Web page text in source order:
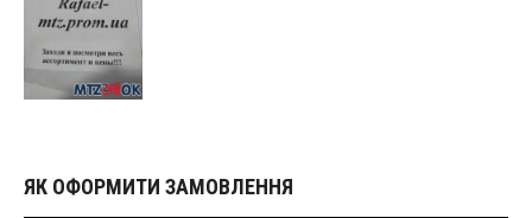
ЯК ОФОРМИТИ ЗАМОВЛЕННЯ